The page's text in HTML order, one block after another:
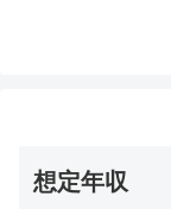
想定年収